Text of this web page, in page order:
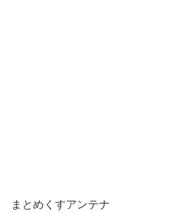
まとめくすアンテナ